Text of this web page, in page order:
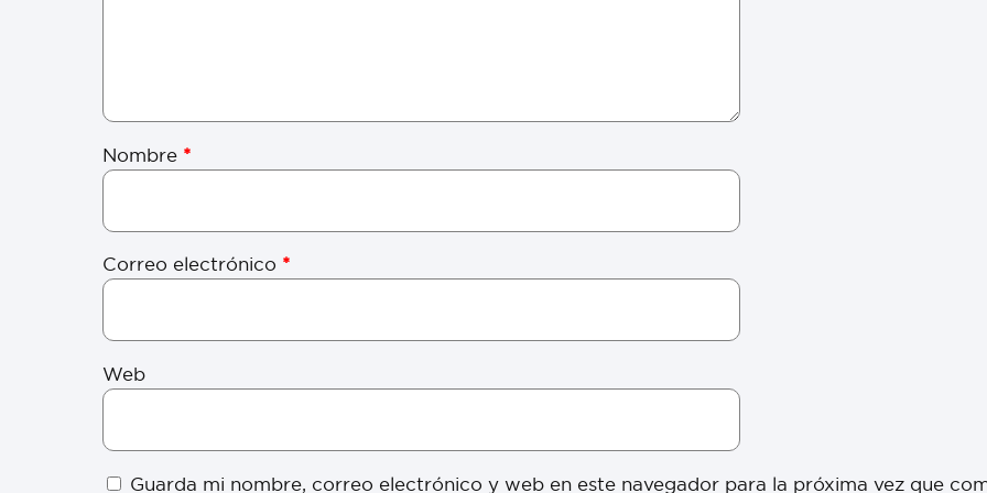
Nombre *
Correo electrónico *
Web
Guarda mi nombre, correo electrónico y web en este navegador para la próxima vez que